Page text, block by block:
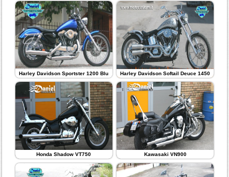
Harley Davidson Sportster 1200 Blu Harley Davidson Softail Deuce 1450
Honda Shadow VT750 Kawasaki VN900